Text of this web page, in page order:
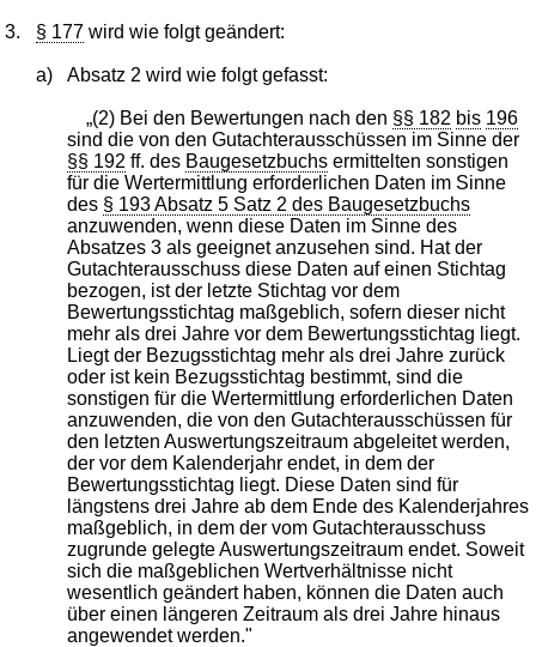
3. § 177 wird wie folgt geändert:
a) Absatz 2 wird wie folgt gefasst:
„(2) Bei den Bewertungen nach den §§ 182 bis 196
sind die von den Gutachterausschüssen im Sinne der
§§ 192 ff. des Baugesetzbuchsermittelten sonstigen
für die Wertermittlung erforderlichen Daten im Sinne
des § 193 Absatz 5 Satz 2 des Baugesetzbuchs
anzuwenden, wenn diese Daten im Sinne des
Absatzes 3 als geeignet anzusehen sind. Hat der
Gutachterausschuss diese Daten auf einen Stichtag
bezogen, ist der letzte Stichtag vor dem
Bewertungsstichtag maßgeblich, sofern dieser nicht
mehr als drei Jahre vor dem Bewertungsstichtag liegt.
Liegt der Bezugsstichtag mehr als drei Jahre zurück
oder ist kein Bezugsstichtag bestimmt, sind die
sonstigen für die Wertermittlung erforderlichen Daten
anzuwenden, die von den Gutachterausschüssen für
den letzten Auswertungszeitraum abgeleitet werden,
der vor dem Kalenderjahr endet, in dem der
Bewertungsstichtag liegt. Diese Daten sind für
längstens drei Jahre ab dem Ende des Kalenderjahres
maßgeblich, in dem der vom Gutachterausschuss
zugrunde gelegte Auswertungszeitraum endet. Soweit
sich die maßgeblichen Wertverhältnisse nicht
wesentlich geändert haben, können die Daten auch
über einen längeren Zeitraum als drei Jahre hinaus
angewendet werden."